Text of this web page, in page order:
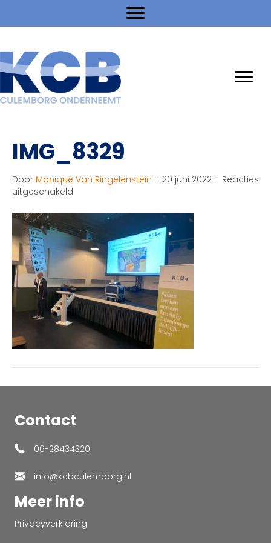
IMG_8329
Door Monique Van Ringelenstein | 20 juni 2022 | Reacties
uitgeschakeld
Contact
06-28434320
info@kcbculemborg.nl
Meer info
Privacyverklaring